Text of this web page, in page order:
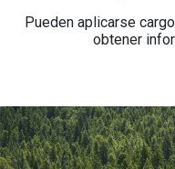
Pueden aplicarse
obtener